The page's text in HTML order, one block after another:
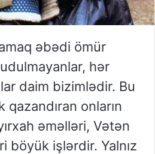
əbədi ömür
hər
daim bizimlədir. Bu
onların
əməlləri, Vətən
böyük işlərdir. Yalnız